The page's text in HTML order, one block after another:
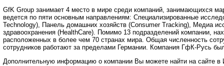
GfK Group занимает 4 место в мире среди компаний, занимающихся
ведется по пяти основным направлениям: Специализированные
Technology), Панель домашних хозяйств (Consumer Tracking), Медиа
здравоохранения (HealthCare). Помимо 13 подразделений компании,
расположенных в более чем 70 странах мира. Общая численность
сотрудников работают за пределами Германии. Компания ГфК-Русь
Дополнительную информацию о компании Вы можете найти на сайте в